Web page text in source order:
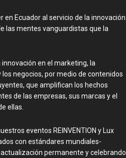
en Ecuador al servicio de la innovación
las mentes vanguardistas que la
en el marketing, la
negocios, por medio de contenidos
que amplifican los hechos
de las empresas, sus marcas y el
ellas.
eventos REINVENTION y Lux
con estándares mundiales-
permanente y celebrando